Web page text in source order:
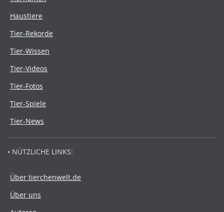
Haustiere
Tier-Rekorde
Tier-Wissen
Tier-Videos
Tier-Fotos
Tier-Spiele
Tier-News
• NÜTZLICHE LINKS:
Über tierchenwelt.de
Über uns